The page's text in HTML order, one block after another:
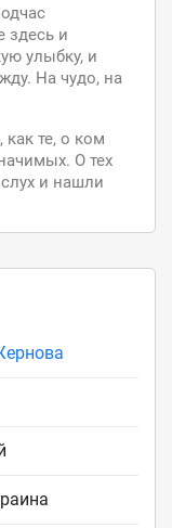
здесь и
улыбку, и
На чудо, на
как те, о ком
О тех
и нашли